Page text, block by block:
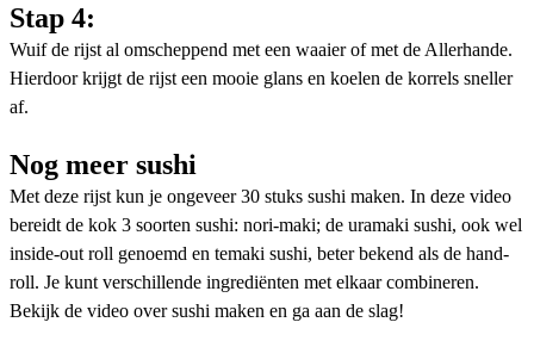
Stap 4:
Wuif de rijst al omscheppend met een waaier of met de Allerhande.
Hierdoor krijgt de rijst een mooie glans en koelen de korrels sneller
af.
Nog meer sushi
Met deze rijst kun je ongeveer 30 stuks sushi maken. In deze video
bereidt de kok 3 soorten sushi: nori-maki; de uramaki sushi, ook wel
inside-out roll genoemd en temaki sushi, beter bekend als de hand-
roll. Je kunt verschillende ingrediënten met elkaar combineren.
Bekijk de video over sushi maken en ga aan de slag!